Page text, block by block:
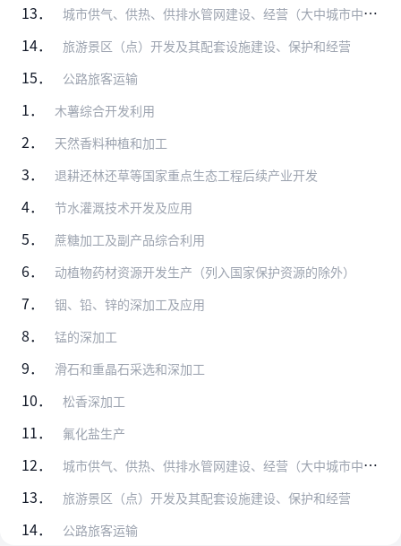
13． 城市供气、供热、供排水管网建设、经营（大中城市中方控股）
14． 旅游景区（点）开发及其配套设施建设、保护和经营
15． 公路旅客运输
1． 木薯综合开发利用
2． 天然香料种植和加工
3． 退耕还林还草等国家重点生态工程后续产业开发
4． 节水灌溉技术开发及应用
5． 蔗糖加工及副产品综合利用
6． 动植物药材资源开发生产（列入国家保护资源的除外）
7． 铟、铅、锌的深加工及应用
8． 锰的深加工
9． 滑石和重晶石采选和深加工
10． 松香深加工
11． 氟化盐生产
12． 城市供气、供热、供排水管网建设、经营（大中城市中方控股）
13． 旅游景区（点）开发及其配套设施建设、保护和经营
14． 公路旅客运输